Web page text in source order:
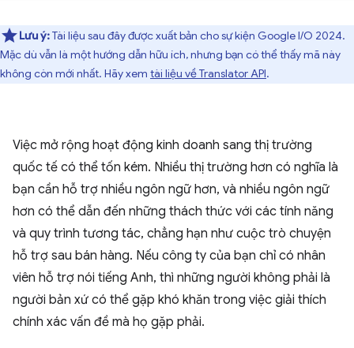
Lưu ý:Tài liệu sau đây được xuất bản cho sự kiện Google I/O 2024.
Mặc dù vẫn là một hướng dẫn hữu ích, nhưng bạn có thể thấy mã này
không còn mới nhất. Hãy xem tài liệu về Translator API.
Việc mở rộng hoạt động kinh doanh sang thị trường
quốc tế có thể tốn kém. Nhiều thị trường hơn có nghĩa là
bạn cần hỗ trợ nhiều ngôn ngữ hơn, và nhiều ngôn ngữ
hơn có thể dẫn đến những thách thức với các tính năng
và quy trình tương tác, chẳng hạn như cuộc trò chuyện
hỗ trợ sau bán hàng. Nếu công ty của bạn chỉ có nhân
viên hỗ trợ nói tiếng Anh, thì những người không phải là
người bản xứ có thể gặp khó khăn trong việc giải thích
chính xác vấn đề mà họ gặp phải.